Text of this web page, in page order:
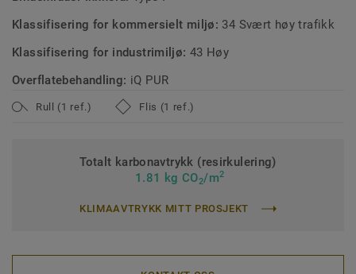
Klassifisering for kommersielt miljø: 34 Svært høy trafikk
Klassifisering for industrimiljø: 43 Høy
Overflatebehandling: iQ PUR
Rull (1 ref.) Flis (1 ref.)
Totalt karbonavtrykk (resirkulering)
1.81 kg CO2/m2
KLIMAAVTRYKK MITT PROSJEKT